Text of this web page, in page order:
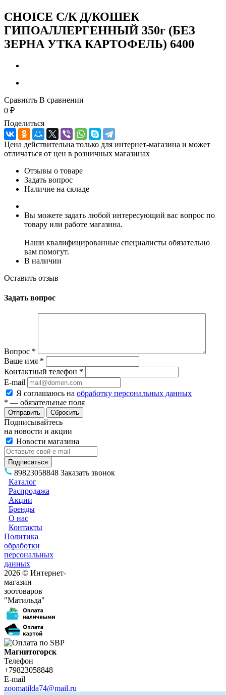
CHOICE С/К Д/КОШЕК
ГИПОАЛЛЕРГЕННЫЙ 350г (БЕЗ
ЗЕРНА УТКА КАРТОФЕЛЬ) 6400
Сравнить В сравнении
0 ₽
Поделиться
Цена действительна только для интернет-магазина и может
отличаться от цен в розничных магазинах
Отзывы о товаре
Задать вопрос
Наличие на складе
Вы можете задать любой интересующий вас вопрос по
товару или работе магазина.
Наши квалифицированные специалисты обязательно
вам помогут.
В наличии
Оставить отзыв
Задать вопрос
Вопрос *
Ваше имя *
Контактный телефон *
E-mail
Я соглашаюсь на обработку персональных данных
* — обязательные поля
Сбросить
Подписывайтесь
на новости и акции
Новости магазина
89823058848 Заказать звонок
Каталог
Распродажа
Акции
Бренды
О нас
Контакты
Политика
обработки
персональных
данных
2026 © Интернет-
магазин
зоотоваров
"Матильда"
Магнитогорск
Телефон
+79823058848
E-mail
zoomatilda74@mail.ru